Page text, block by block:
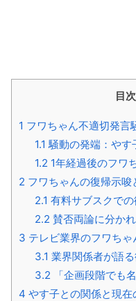
目次
1 フワちゃん不適切発言
1.1 騒動の発端：やす
1.2 1年経過後のフワ
2 フワちゃんの復帰示唆
2.1 有料サブスクで
2.2 賛否両論に分か
3 テレビ業界のフワち
3.1 業界関係者が語
3.2 「企画段階でも
4 やす子との関係と現在